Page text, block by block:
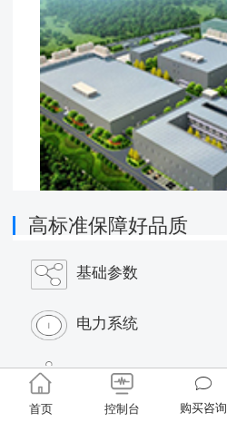
高标准保障好品质
基础参数
电力系统
节水措施
首页 控制台 购买咨询